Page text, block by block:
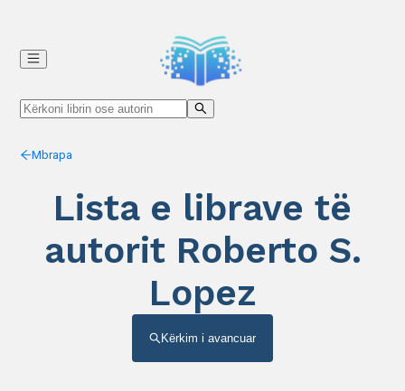
Mbrapa
Lista e librave të
autorit Roberto S.
Lopez
Kërkim i avancuar